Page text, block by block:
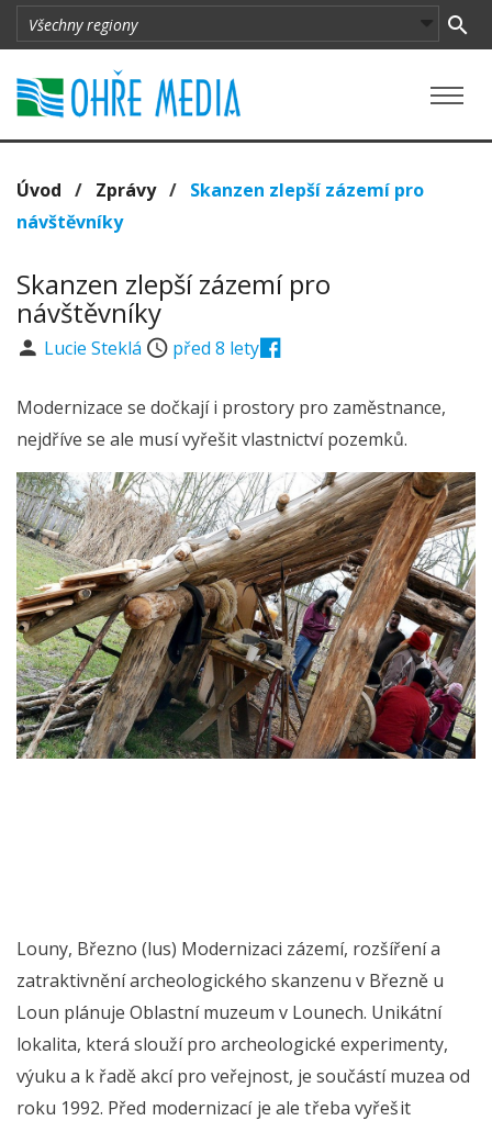
Úvod / Zprávy/ Skanzen zlepší zázemí pro
návštěvníky
Skanzen zlepší zázemí pro
návštěvníky
Lucie Steklá před 8 lety
Modernizace se dočkají i prostory pro zaměstnance,
nejdříve se ale musí vyřešit vlastnictví pozemků.
Louny, Březno (lus) Modernizaci zázemí, rozšíření a
zatraktivnění archeologického skanzenu v Březně u
Loun plánuje Oblastní muzeum v Lounech. Unikátní
lokalita, která slouží pro archeologické experimenty,
výuku a k řadě akcí pro veřejnost, je součástí muzea od
roku 1992. Před modernizací je ale třeba vyřešit